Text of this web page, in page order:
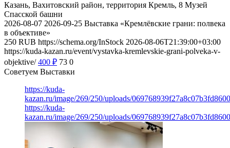
Казань, Вахитовский район, территория Кремль, 8 Музей
Спасской башни
2026-08-07 2026-09-25 Выставка «Кремлёвские грани: полвека
в объективе»
250 RUB https://schema.org/InStock 2026-08-06T21:39:00+03:00
https://kuda-kazan.ru/event/vystavka-kremlevskie-grani-polveka-v-
objektive/ 400 ₽ 73 0
Советуем Выставки
https://kuda-
kazan.ru/image/269/250/uploads/
https://kuda-
kazan.ru/image/269/250/uploads/